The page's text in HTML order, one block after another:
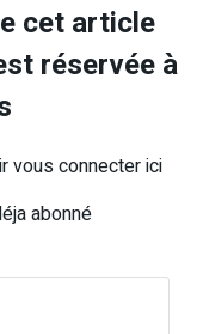
cet article
réservée à
vous connecter ici
abonné